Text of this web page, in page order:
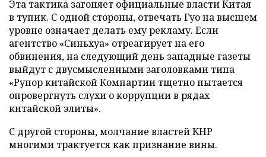
Эта тактика загоняет официальные власти Китая
в тупик. С одной стороны, отвечать Гуо на высшем
уровне означает делать ему рекламу. Если
агентство «Синьхуа» отреагирует на его
обвинения, на следующий день западные газеты
выйдут с двусмысленными заголовками типа
«Рупор китайской Компартии тщетно пытается
опровергнуть слухи о коррупции в рядах
китайской элиты».
С другой стороны, молчание властей КНР
многими трактуется как признание вины.